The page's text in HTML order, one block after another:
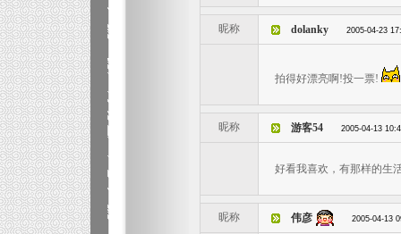
昵称 dolanky 2005-04-23
拍得好漂亮啊!投一票!
昵称 游客54 2005-04-13
好看我喜欢，有那样的生
昵称 伟彦 2005-04-13